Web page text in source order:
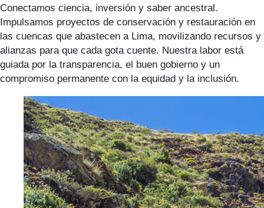
Conectamos ciencia, inversión y saber ancestral.
Impulsamos proyectos de conservación y restauración en
las cuencas que abastecen a Lima, movilizando recursos y
alianzas para que cada gota cuente. Nuestra labor está
guiada por la transparencia, el buen gobierno y un
compromiso permanente con la equidad y la inclusión.